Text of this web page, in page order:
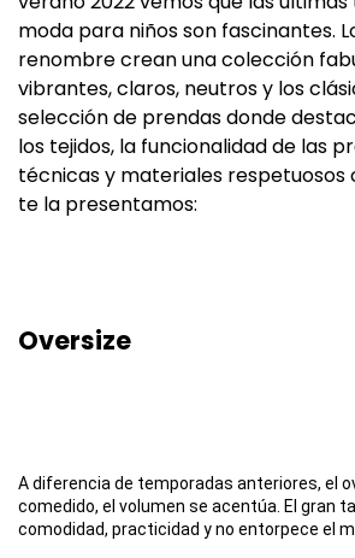
moda para niños son fascinantes.
renombre crean una colección
vibrantes, claros, neutros y los
selección de prendas donde
los tejidos, la funcionalidad de las
técnicas y materiales respetuosos
te la presentamos:
Oversize
A diferencia de temporadas anteriores, el
comedido, el volumen se acentúa. El gran
comodidad, practicidad y no entorpece el